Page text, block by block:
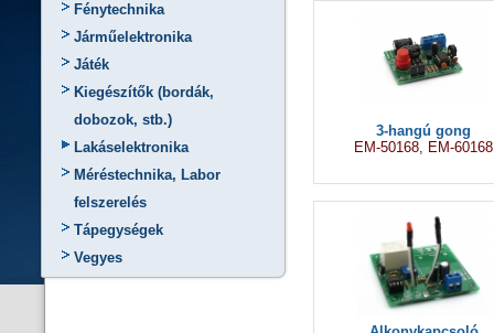
Fénytechnika
Járműelektronika
Játék
Kiegészítők (bordák,
dobozok, stb.)
Lakáselektronika
Méréstechnika, Labor
felszerelés
Tápegységek
Vegyes
3-hangú gong
EM-50168, EM-60168